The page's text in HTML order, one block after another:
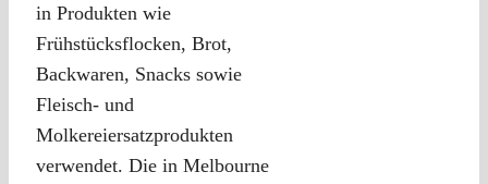
in Produkten wie
Frühstücksflocken, Brot,
Backwaren, Snacks sowie
Fleisch- und
Molkereiersatzprodukten
verwendet. Die in Melbourne